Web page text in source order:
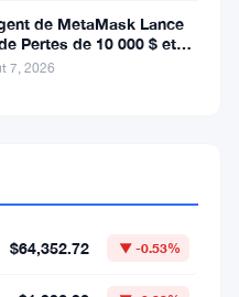
de MetaMask Lance
Pertes de 10 000 $ et
Doubles
7, 2026
$64,352.72 ▼ -0.53%